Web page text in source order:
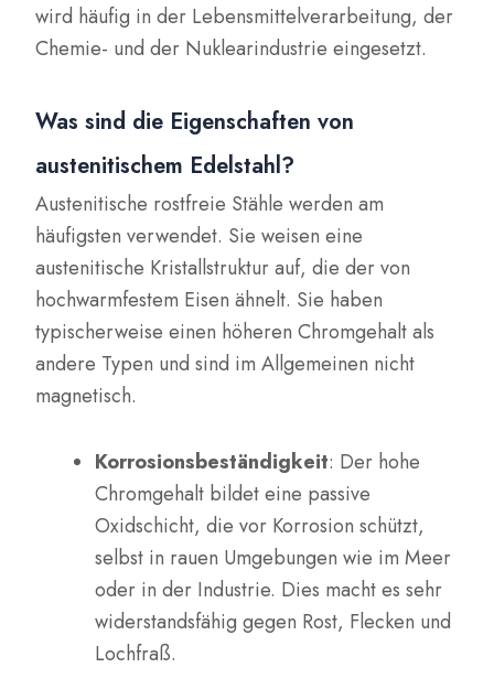
wird häufig in der Lebensmittelverarbeitung, der
Chemie- und der Nuklearindustrie eingesetzt.
Was sind die Eigenschaften von
austenitischem Edelstahl?
Austenitische rostfreie Stähle werden am
häufigsten verwendet. Sie weisen eine
austenitische Kristallstruktur auf, die der von
hochwarmfestem Eisen ähnelt. Sie haben
typischerweise einen höheren Chromgehalt als
andere Typen und sind im Allgemeinen nicht
magnetisch.
Korrosionsbeständigkeit: Der hohe
Chromgehalt bildet eine passive
Oxidschicht, die vor Korrosion schützt,
selbst in rauen Umgebungen wie im Meer
oder in der Industrie. Dies macht es sehr
widerstandsfähig gegen Rost, Flecken und
Lochfraß.